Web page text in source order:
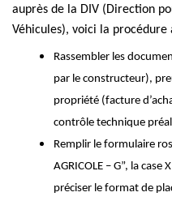
auprès de la DIV (Direction
Véhicules), voici la procédure
Rassembler les
par le constructeur),
propriété (facture
contrôle technique
Remplir le formulaire
AGRICOLE – G”, la
préciser le format de